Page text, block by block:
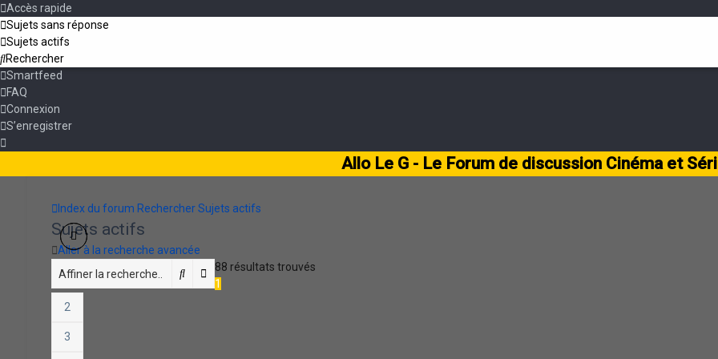
Accès rapide
Sujets sans réponse
Sujets actifs
Rechercher
Smartfeed
FAQ
Connexion
S’enregistrer
Allo Le G - Le Forum de discussion Cinéma et
Index du forum Rechercher Sujets actifs
Sujets actifs
Aller à la recherche avancée
Rechercher
Recherche avancée
88 résultats trouvés
1
2
3